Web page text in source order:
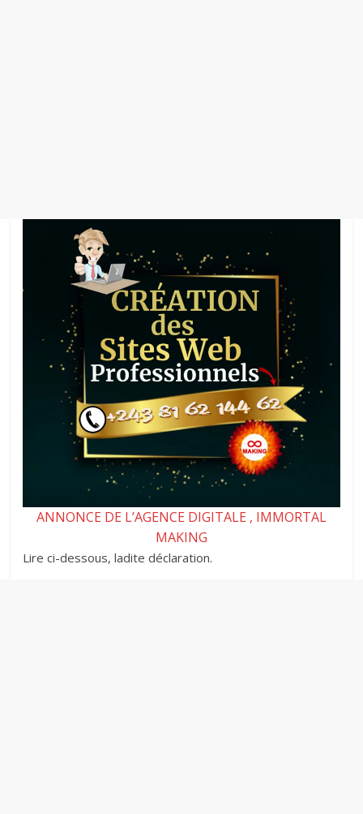
ANNONCE DE L’AGENCE DIGITALE , IMMORTAL
MAKING
Lire ci-dessous, ladite déclaration.